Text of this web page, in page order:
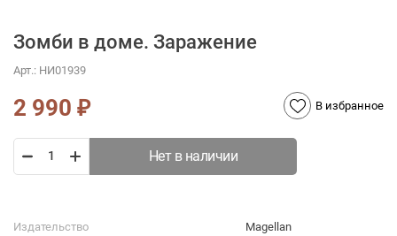
Зомби в доме. Заражение
Арт.: НИ01939
2 990 ₽ В избранное
Нет в наличии
Издательство
Magellan